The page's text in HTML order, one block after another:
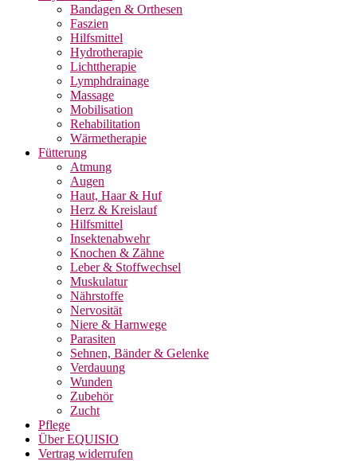
Bandagen & Orthesen
Faszien
Hilfsmittel
Hydrotherapie
Lichttherapie
Lymphdrainage
Massage
Mobilisation
Rehabilitation
Wärmetherapie
Fütterung
Atmung
Augen
Haut, Haar & Huf
Herz & Kreislauf
Hilfsmittel
Insektenabwehr
Knochen & Zähne
Leber & Stoffwechsel
Muskulatur
Nährstoffe
Nervosität
Niere & Harnwege
Parasiten
Sehnen, Bänder & Gelenke
Verdauung
Wunden
Zubehör
Zucht
Pflege
Über EQUISIO
Vertrag widerrufen